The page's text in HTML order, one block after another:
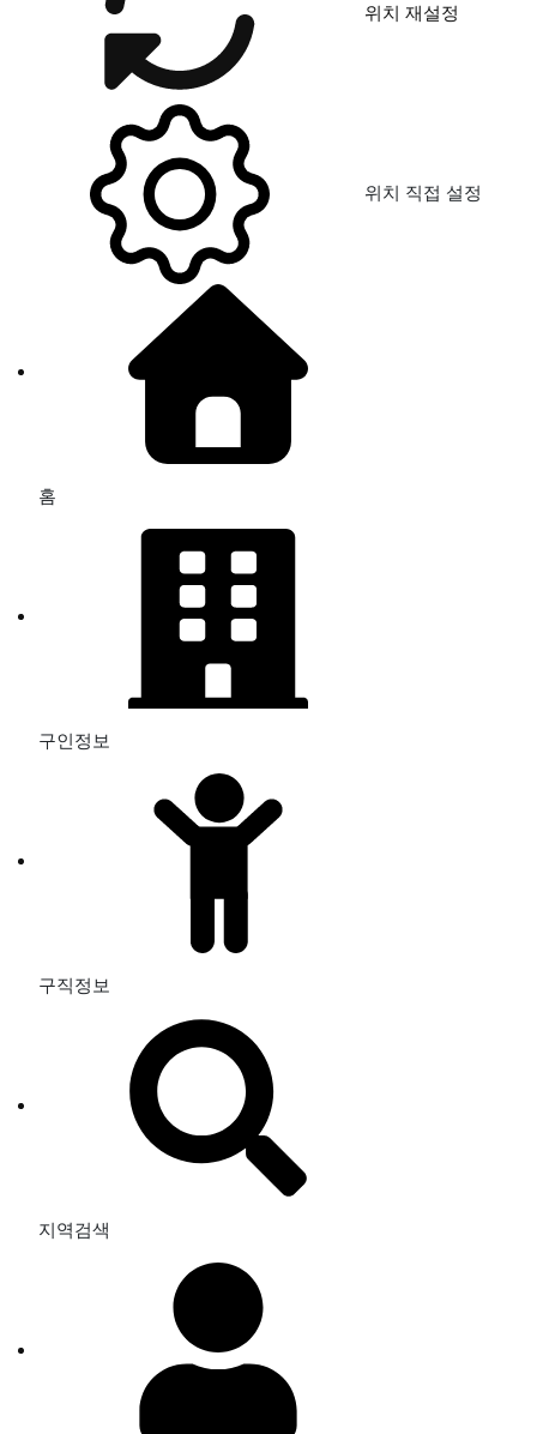
위치 재설정
위치 직접 설정
홈
구인정보
구직정보
지역검색